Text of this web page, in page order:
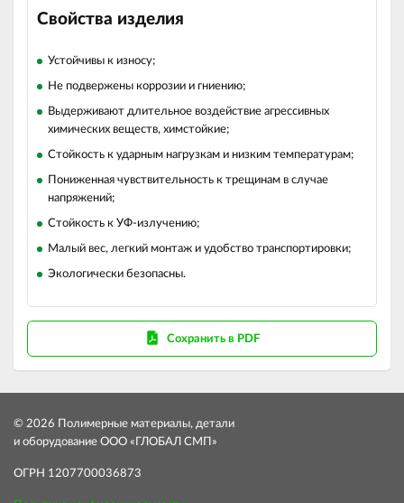
Свойства изделия
Устойчивы к износу;
Не подвержены коррозии и гниению;
Выдерживают длительное воздействие агрессивных
химических веществ, химстойкие;
Стойкость к ударным нагрузкам и низким температурам;
Пониженная чувствительность к трещинам в случае
напряжений;
Стойкость к УФ-излучению;
Малый вес, легкий монтаж и удобство транспортировки;
Экологически безопасны.
Сохранить в PDF
© 2026 Полимерные материалы, детали
и оборудование ООО «ГЛОБАЛ СМП»
ОГРН 1207700036873